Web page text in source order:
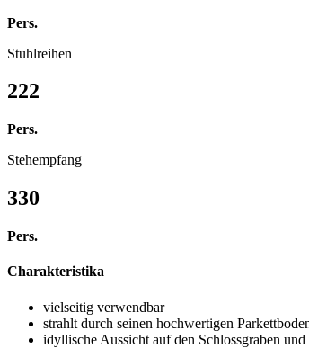
Pers.
Stuhlreihen
222
Pers.
Stehempfang
330
Pers.
Charakteristika
vielseitig verwendbar
strahlt durch seinen hochwertigen
idyllische Aussicht auf den Schlossgraben